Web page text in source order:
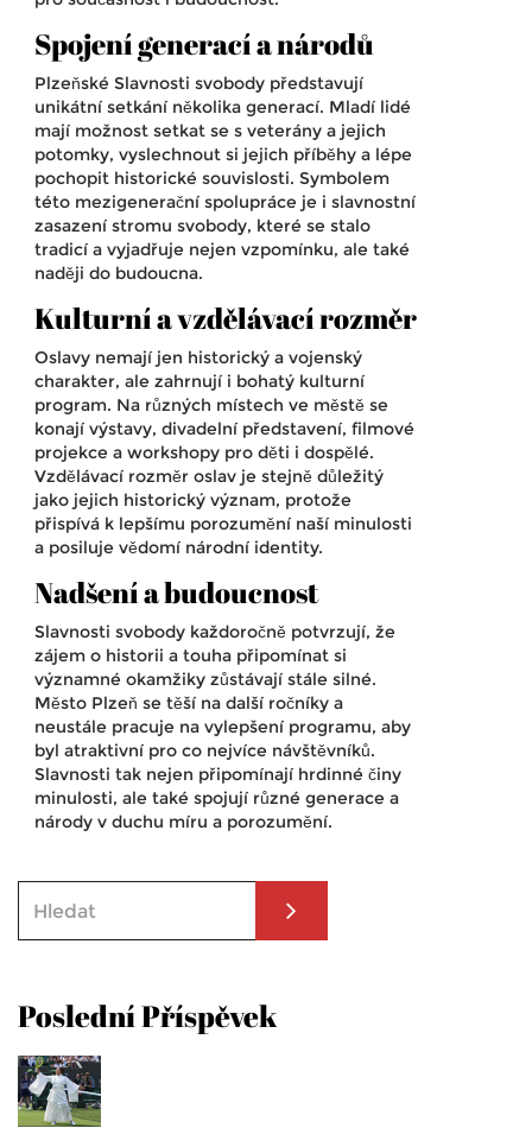
Spojení generací a národů
Plzeňské Slavnosti svobody představují
unikátní setkání několika generací. Mladí lidé
mají možnost setkat se s veterány a jejich
potomky, vyslechnout si jejich příběhy a lépe
pochopit historické souvislosti. Symbolem
této mezigenerační spolupráce je i slavnostní
zasazení stromu svobody, které se stalo
tradicí a vyjadřuje nejen vzpomínku, ale také
naději do budoucna.
Kulturní a vzdělávací rozměr
Oslavy nemají jen historický a vojenský
charakter, ale zahrnují i bohatý kulturní
program. Na různých místech ve městě se
konají výstavy, divadelní představení, filmové
projekce a workshopy pro děti i dospělé.
Vzdělávací rozměr oslav je stejně důležitý
jako jejich historický význam, protože
přispívá k lepšímu porozumění naší minulosti
a posiluje vědomí národní identity.
Nadšení a budoucnost
Slavnosti svobody každoročně potvrzují, že
zájem o historii a touha připomínat si
významné okamžiky zůstávají stále silné.
Město Plzeň se těší na další ročníky a
neustále pracuje na vylepšení programu, aby
byl atraktivní pro co nejvíce návštěvníků.
Slavnosti tak nejen připomínají hrdinné činy
minulosti, ale také spojují různé generace a
národy v duchu míru a porozumění.
Poslední Příspěvek